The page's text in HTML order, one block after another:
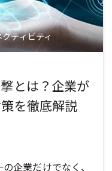
ティビティ
とは？企業が
を徹底解説
企業だけでなく、